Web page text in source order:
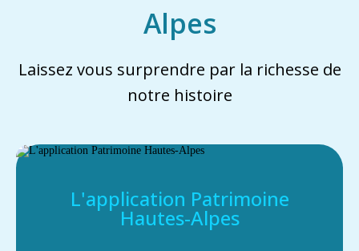
Alpes
Laissez vous surprendre par la richesse de
notre histoire
L'application Patrimoine
Hautes-Alpes